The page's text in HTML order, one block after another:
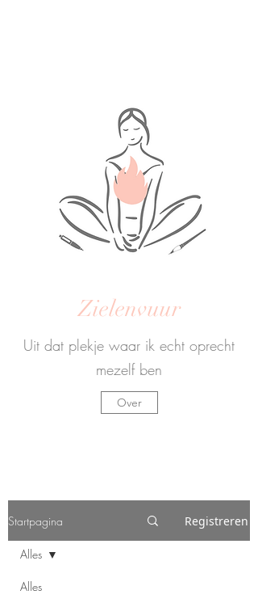
Zielenvuur
Uit dat plekje waar ik echt oprecht
mezelf ben
Over
Startpagina Registreren
Alles
Alles